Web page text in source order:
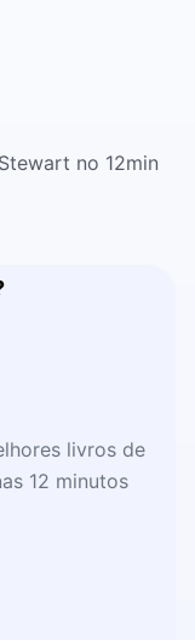
no 12min
livros de
12 minutos